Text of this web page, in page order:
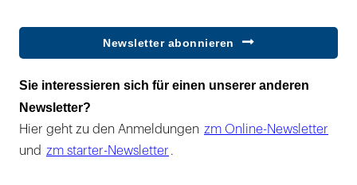
Newsletter abonnieren
Sie interessieren sich für einen unserer anderen
Newsletter?
Hier geht zu den Anmeldungen zm Online-Newsletter
und zm starter-Newsletter .